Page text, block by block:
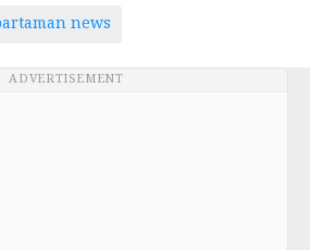
news
ADVERTISEMENT